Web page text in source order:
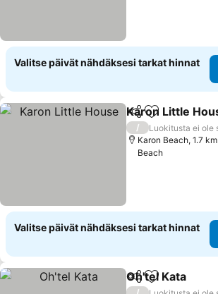
Valitse päivät nähdäksesi tarkat hinnat
Jaa Lisää
Karon Little
/
Luokitusta ei ole
Karon Beach, 1.7
Beach
Valitse päivät nähdäksesi tarkat hinnat
Jaa Lisää
Oh'tel Kata